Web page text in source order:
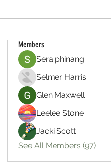
Members
Sera phinang
Selmer Harris
Glen Maxwell
Leelee Stone
Jacki Scott
See All Members (97)